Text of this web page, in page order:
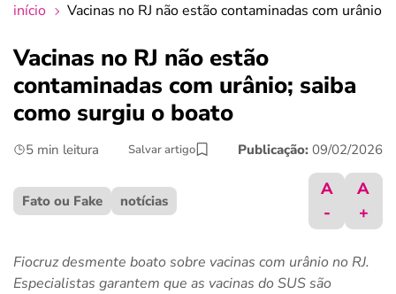
crédito fácil
últimas notícias
início Vacinas no RJ não estão contaminadas com urânio;
Vacinas no RJ não estão
contaminadas com urânio; saiba
como surgiu o boato
5 min leitura Salvar artigo Publicação: 09/02/2026
Fato ou Fake notícias
A
-
A
+
Fiocruz desmente boato sobre vacinas com urânio no RJ.
Especialistas garantem que as vacinas do SUS são